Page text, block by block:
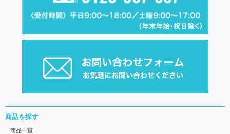
商品を探す
商品一覧